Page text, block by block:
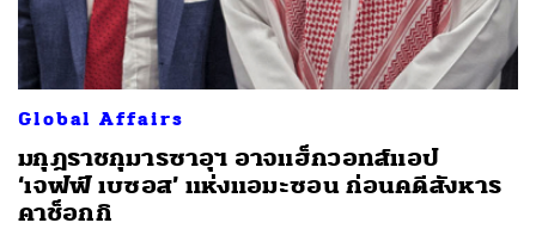
Global Affairs
มกุฎราชกุมารซาอุฯ อาจแฮ็กวอทส์แอป
‘เจฟฟ์ เบซอส’ แห่งแอมะซอน ก่อนคดีสังหาร
คาช็อกกิ
SHARE TWEET LINE EMAIL